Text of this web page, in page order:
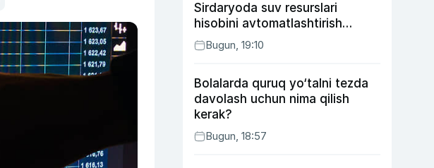
Sirdaryoda suv resurslari
hisobini avtomatlashtirish
rejasini ishlab chiqishni
ma’qulladi
Bugun, 19:10
Bolalarda quruq yo‘talni tezda
davolash uchun nima qilish
kerak?
Bugun, 18:57